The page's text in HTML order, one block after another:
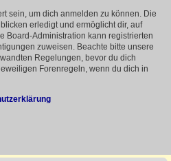
sein, um dich anmelden zu können. Die
erledigt und ermöglicht dir, auf
Board-Administration kann registrierten
zuweisen. Beachte bitte unsere
Regelungen, bevor du dich
Forenregeln, wenn du dich in